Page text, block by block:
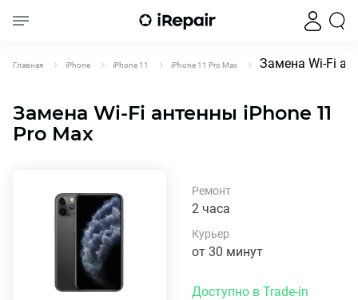
Главная iPhone iPhone 11 iPhone 11 Pro Max Замена Wi-Fi
Замена Wi-Fi антенны iPhone 11
Pro Max
Ремонт
2 часа
Курьер
от 30 минут
Доступно в Trade-in